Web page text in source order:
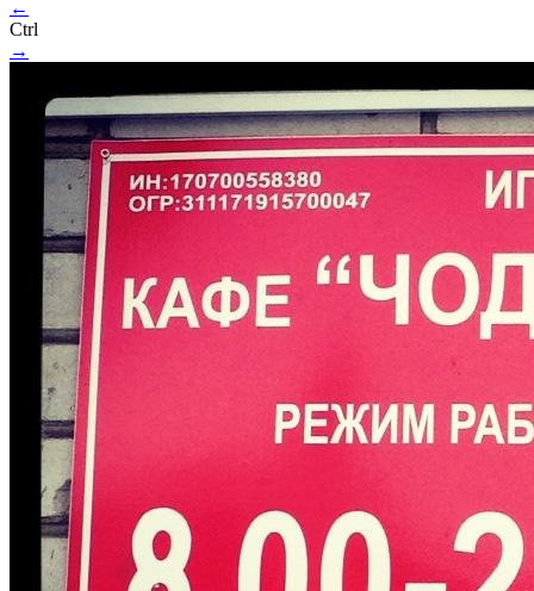
←
Ctrl
→